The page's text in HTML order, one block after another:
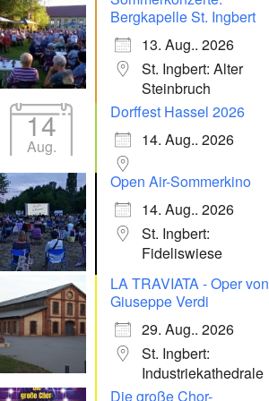
Bergkapelle St. Ingbert
13. Aug.. 2026
St. Ingbert: Alter
Steinbruch
14
Aug.
Dorffest Hassel 2026
14. Aug.. 2026
Open Air-Sommerkino
14. Aug.. 2026
St. Ingbert:
Fideliswiese
LA TRAVIATA - Oper von
Giuseppe Verdi
29. Aug.. 2026
St. Ingbert:
Industriekathedrale
Die große Chor-